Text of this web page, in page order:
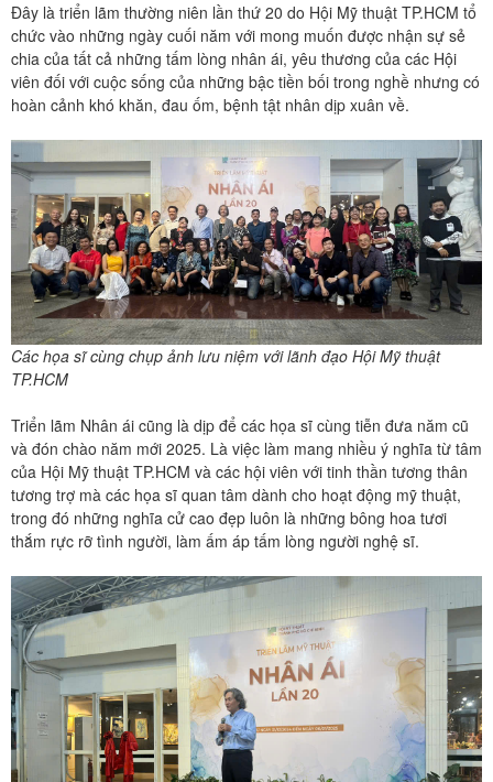
Đây là triển lãm thường niên lần thứ 20 do Hội Mỹ thuật TP.HCM tổ
chức vào những ngày cuối năm với mong muốn được nhận sự sẻ
chia của tất cả những tấm lòng nhân ái, yêu thương của các Hội
viên đối với cuộc sống của những bậc tiền bối trong nghề nhưng có
hoàn cảnh khó khăn, đau ốm, bệnh tật nhân dịp xuân về.
Các họa sĩ cùng chụp ảnh lưu niệm với lãnh đạo Hội Mỹ thuật
TP.HCM
Triển lãm Nhân ái cũng là dịp để các họa sĩ cùng tiễn đưa năm cũ
và đón chào năm mới 2025. Là việc làm mang nhiều ý nghĩa từ tâm
của Hội Mỹ thuật TP.HCM và các hội viên với tinh thần tương thân
tương trợ mà các họa sĩ quan tâm dành cho hoạt động mỹ thuật,
trong đó những nghĩa cử cao đẹp luôn là những bông hoa tươi
thắm rực rỡ tình người, làm ấm áp tấm lòng người nghệ sĩ.